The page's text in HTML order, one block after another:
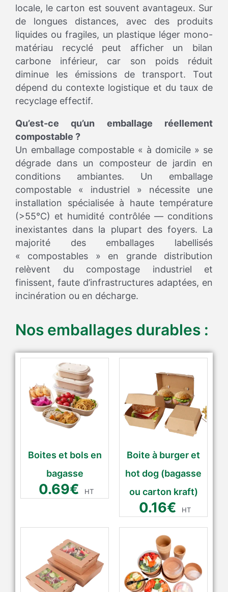
locale, le carton est souvent avantageux. Sur
de longues distances, avec des produits
liquides ou fragiles, un plastique léger mono-
matériau recyclé peut afficher un bilan
carbone inférieur, car son poids réduit
diminue les émissions de transport. Tout
dépend du contexte logistique et du taux de
recyclage effectif.
Qu’est-ce qu’un emballage réellement
compostable ?
Un emballage compostable « à domicile » se
dégrade dans un composteur de jardin en
conditions ambiantes. Un emballage
compostable « industriel » nécessite une
installation spécialisée à haute température
(>55°C) et humidité contrôlée — conditions
inexistantes dans la plupart des foyers. La
majorité des emballages labellisés
« compostables » en grande distribution
relèvent du compostage industriel et
finissent, faute d’infrastructures adaptées, en
incinération ou en décharge.
Nos emballages durables :
Boites et bols en
bagasse
0.69€ HT
Boite à burger et
hot dog (bagasse
ou carton kraft)
0.16€ HT